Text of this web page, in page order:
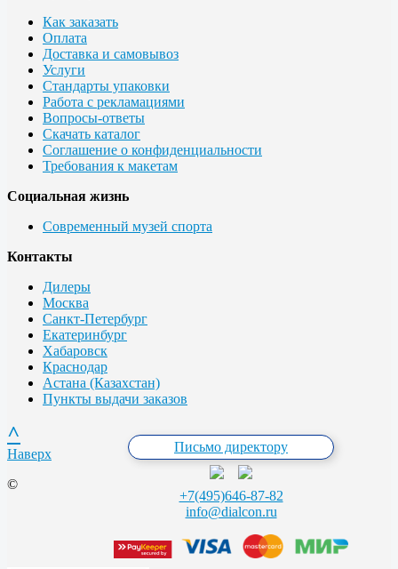
Как заказать
Оплата
Доставка и самовывоз
Услуги
Стандарты упаковки
Работа с рекламациями
Вопросы-ответы
Скачать каталог
Соглашение о конфиденциальности
Требования к макетам
Социальная жизнь
Современный музей спорта
Контакты
Дилеры
Москва
Санкт-Петербург
Екатеринбург
Хабаровск
Краснодар
Астана (Казахстан)
Пункты выдачи заказов
Письмо директору
+7(495)646-87-82
info@dialcon.ru
^
Наверх
©